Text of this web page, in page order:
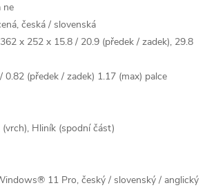
ne
česká / slovenská
x 252 x 15.8 / 20.9 (předek / zadek), 29.8
0.82 (předek / zadek) 1.17 (max) palce
Hliník (spodní část)
11 Pro, český / slovenský / anglický